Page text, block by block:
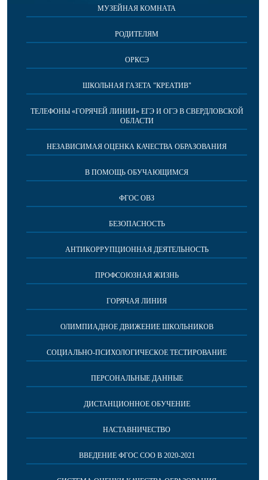
МУЗЕЙНАЯ КОМНАТА
РОДИТЕЛЯМ
ОРКСЭ
ШКОЛЬНАЯ ГАЗЕТА "КРЕАТИВ"
ТЕЛЕФОНЫ «ГОРЯЧЕЙ ЛИНИИ» ЕГЭ И ОГЭ В СВЕРДЛОВСКОЙ
ОБЛАСТИ
НЕЗАВИСИМАЯ ОЦЕНКА КАЧЕСТВА ОБРАЗОВАНИЯ
В ПОМОЩЬ ОБУЧАЮЩИМСЯ
ФГОС ОВЗ
БЕЗОПАСНОСТЬ
АНТИКОРРУПЦИОННАЯ ДЕЯТЕЛЬНОСТЬ
ПРОФСОЮЗНАЯ ЖИЗНЬ
ГОРЯЧАЯ ЛИНИЯ
ОЛИМПИАДНОЕ ДВИЖЕНИЕ ШКОЛЬНИКОВ
СОЦИАЛЬНО-ПСИХОЛОГИЧЕСКОЕ ТЕСТИРОВАНИЕ
ПЕРСОНАЛЬНЫЕ ДАННЫЕ
ДИСТАНЦИОННОЕ ОБУЧЕНИЕ
НАСТАВНИЧЕСТВО
ВВЕДЕНИЕ ФГОС СОО В 2020-2021